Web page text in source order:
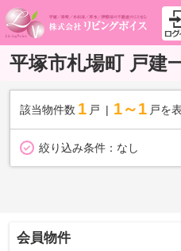
平塚市札場町 戸建
該当物件数 1 戸 1～1 戸を
絞り込み条件： なし
会員物件